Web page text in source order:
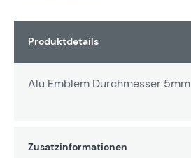
Produktdetails
Alu Emblem Durchmesser 5mm
Zusatzinformationen